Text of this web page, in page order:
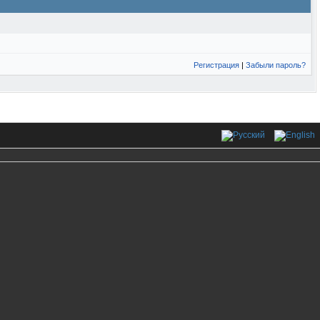
Регистрация | Забыли пароль?